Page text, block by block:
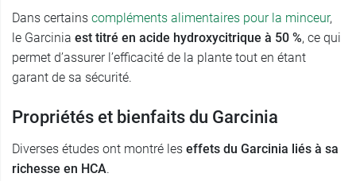
Dans certains compléments alimentaires pour la minceur,
le Garcinia est titré en acide hydroxycitrique à 50 %, ce qui
permet d’assurer l’efficacité de la plante tout en étant
garant de sa sécurité.
Propriétés et bienfaits du Garcinia
Diverses études ont montré les effets du Garcinia liés à sa
richesse en HCA.